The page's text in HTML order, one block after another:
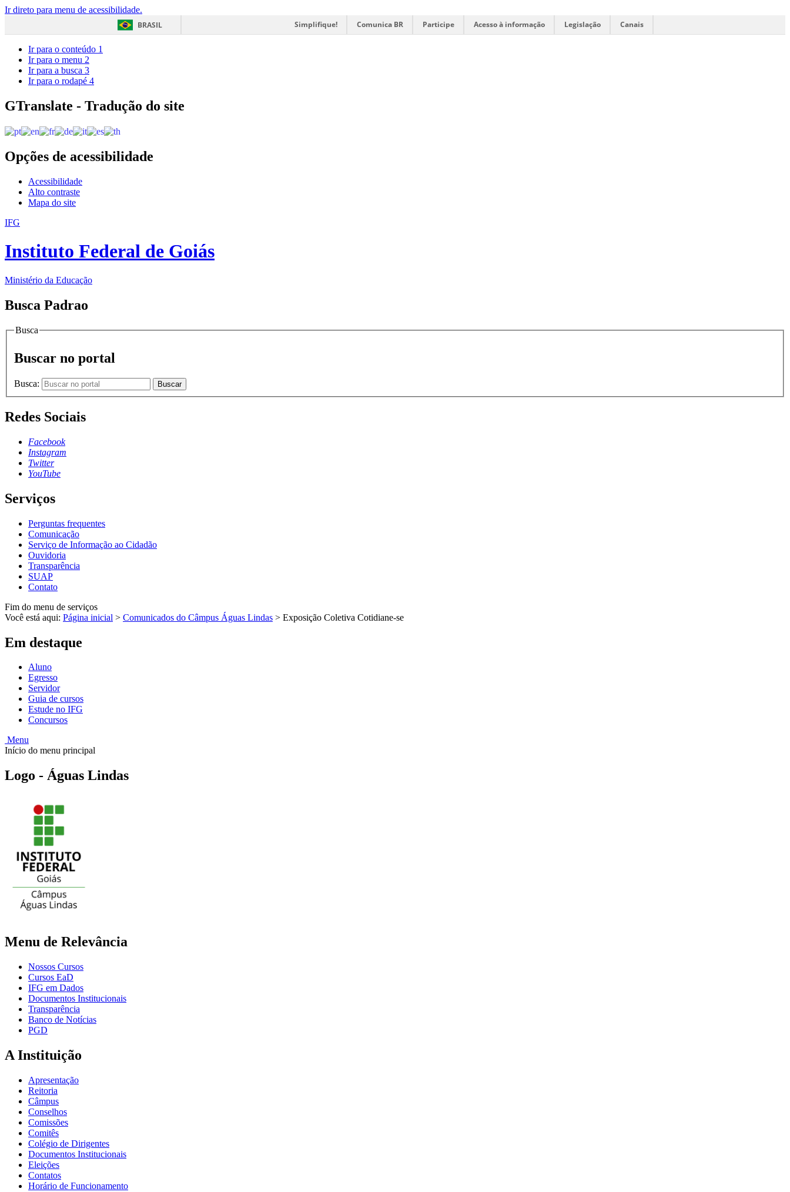
Ir direto para menu de acessibilidade.
BRASIL
Simplifique! Comunica BR Participe Acesso à informação Legislação Canais
Ir para o conteúdo 1
Ir para o menu 2
Ir para a busca 3
Ir para o rodapé 4
GTranslate - Tradução do site
Opções de acessibilidade
Acessibilidade
Alto contraste
Mapa do site
IFG
Instituto Federal de Goiás
Ministério da Educação
Busca Padrao
Busca
Buscar no portal
Busca: Buscar
Redes Sociais
Facebook
Instagram
Twitter
YouTube
Serviços
Perguntas frequentes
Comunicação
Serviço de Informação ao Cidadão
Ouvidoria
Transparência
SUAP
Contato
Fim do menu de serviços
Você está aqui: Página inicial > Comunicados do Câmpus Águas Lindas > Exposição Coletiva Cotidiane-se
Em destaque
Aluno
Egresso
Servidor
Guia de cursos
Estude no IFG
Concursos
Menu
Início do menu principal
Logo - Águas Lindas
Menu de Relevância
Nossos Cursos
Cursos EaD
IFG em Dados
Documentos Institucionais
Transparência
Banco de Notícias
PGD
A Instituição
Apresentação
Reitoria
Câmpus
Conselhos
Comissões
Comitês
Colégio de Dirigentes
Documentos Institucionais
Eleições
Contatos
Horário de Funcionamento